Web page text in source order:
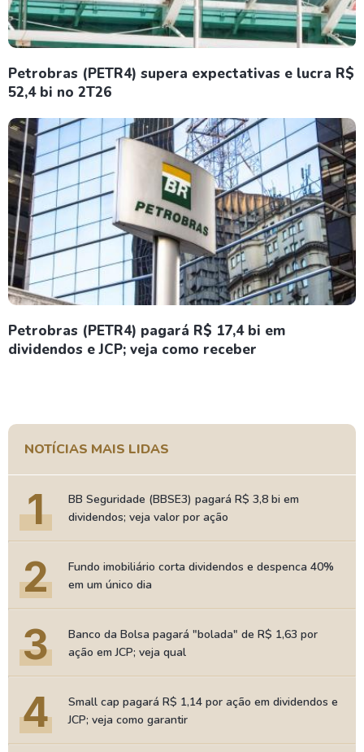
Petrobras (PETR4) supera expectativas e lucra R$
52,4 bi no 2T26
Petrobras (PETR4) pagará R$ 17,4 bi em
dividendos e JCP; veja como receber
NOTÍCIAS MAIS LIDAS
1
BB Seguridade (BBSE3) pagará R$ 3,8 bi em
dividendos; veja valor por ação
2
Fundo imobiliário corta dividendos e despenca 40%
em um único dia
3
Banco da Bolsa pagará "bolada" de R$ 1,63 por
ação em JCP; veja qual
4
Small cap pagará R$ 1,14 por ação em dividendos e
JCP; veja como garantir